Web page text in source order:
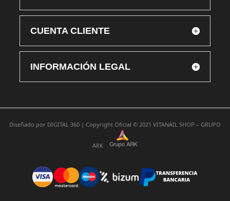
CUENTA CLIENTE
INFORMACIÓN LEGAL
Diseñado por DIGITAL 360 | Copyright Oficial © 2021 VITANAIL SHOP – GRUPO
ARK